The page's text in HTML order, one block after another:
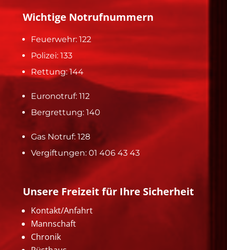
Wichtige Notrufnummern
Feuerwehr: 122
Polizei: 133
Rettung: 144
Euronotruf: 112
Bergrettung: 140
Gas Notruf: 128
Vergiftungen: 01 406 43 43
Unsere Freizeit für Ihre Sicherheit
Kontakt/Anfahrt
Mannschaft
Chronik